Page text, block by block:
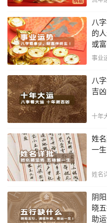
八
的
或
下
事业
八
吉
十年
姓
一
姓名
阴
晓
助